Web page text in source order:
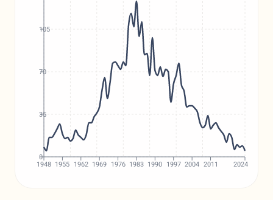
1948 1955 1962 1969 1976 1983 1990 1997 2004 2011 2024
0
35
70
105